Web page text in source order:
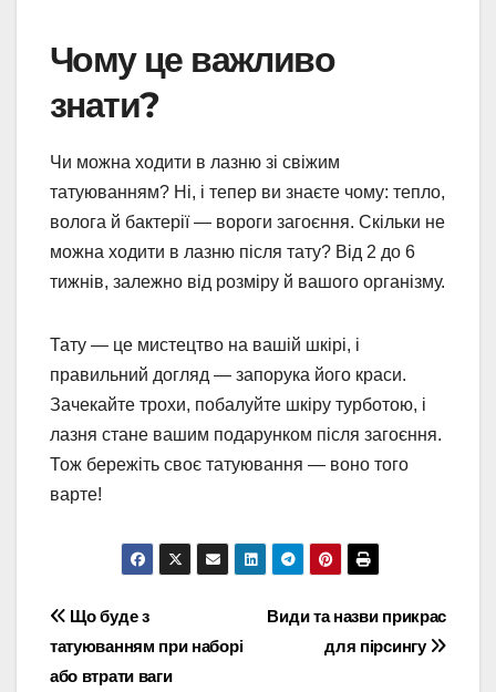
Чому це важливо
знати?
Чи можна ходити в лазню зі свіжим
татуюванням? Ні, і тепер ви знаєте чому: тепло,
волога й бактерії — вороги загоєння. Скільки не
можна ходити в лазню після тату? Від 2 до 6
тижнів, залежно від розміру й вашого організму.
Тату — це мистецтво на вашій шкірі, і
правильний догляд — запорука його краси.
Зачекайте трохи, побалуйте шкіру турботою, і
лазня стане вашим подарунком після загоєння.
Тож бережіть своє татуювання — воно того
варте!
Навігація
записів
Види та назви прикрас
для пірсингу
Що буде з
татуюванням при наборі
або втрати ваги